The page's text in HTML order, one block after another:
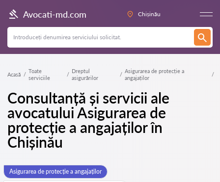
Avocati-md.com Chișinău
Acasă
Toate
serviciile
Dreptul
asigurărilor
Asigurarea de protecție a
angajaților
Consultanță și servicii ale
avocatului Asigurarea de
protecție a angajaților în
Chișinău
Asigurarea de protecție a angajaților